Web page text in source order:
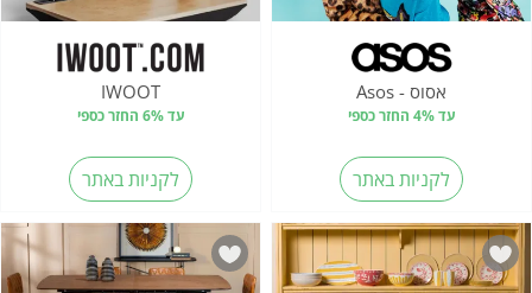
אסוס - Asos
עד 4% החזר כספי
לקניות באתר
IWOOT
עד 6% החזר כספי
לקניות באתר